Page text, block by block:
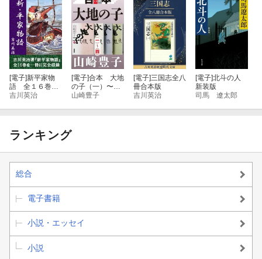
[電子]新平家物
語 全１６巻合
本版
吉川英治
[電子]合本 大地
の子（一）〜
（四）【文春e-
山崎豊子
[電子]三国志全八
冊合本版
吉川英治
[電子]北斗の人
新装版
司馬 遼太郎
ランキング
総合
電子書籍
小説・エッセイ
小説